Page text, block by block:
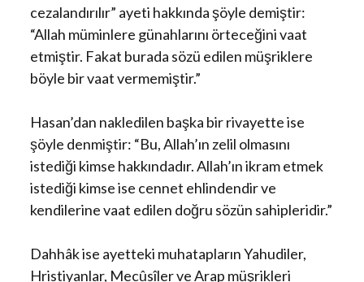
cezalandırılır” ayeti hakkında şöyle demiştir:
“Allah müminlere günahlarını örteceğini vaat
etmiştir. Fakat burada sözü edilen müşriklere
böyle bir vaat vermemiştir.”
Hasan’dan nakledilen başka bir rivayette ise
şöyle denmiştir: “Bu, Allah’ın zelil olmasını
istediği kimse hakkındadır. Allah’ın ikram etmek
istediği kimse ise cennet ehlindendir ve
kendilerine vaat edilen doğru sözün sahipleridir.”
Dahhâk ise ayetteki muhatapların Yahudiler,
Hristiyanlar, Mecûsîler ve Arap müşrikleri